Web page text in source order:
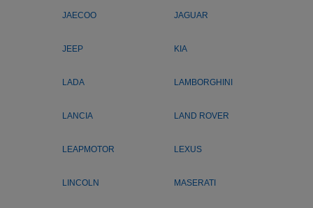
JAECOO JAGUAR
JEEP KIA
LADA LAMBORGHINI
LANCIA LAND ROVER
LEAPMOTOR LEXUS
LINCOLN MASERATI